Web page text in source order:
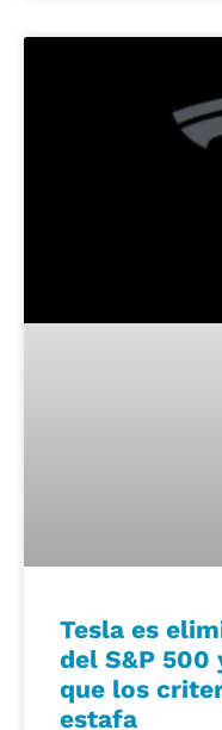
Tesla es
del S&P 500
que los
estafa